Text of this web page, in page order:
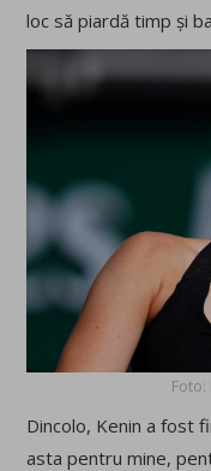
loc să piardă timp și
Dincolo, Kenin a fost
asta pentru mine,